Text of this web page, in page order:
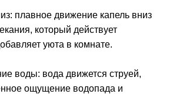
плавное движение капель вниз
который действует
уюта в комнате.
воды: вода движется струей,
ощущение водопада и